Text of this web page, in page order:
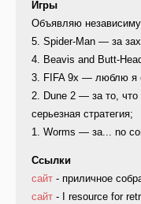
Игры
Объявляю
5. Spider-Man — за
4. Beavis and Butt-
3. FIFA 9x — люблю я
2. Dune 2 — за то, что
серьезная стратегия;
1. Worms — за... no
Ссылки
сайт - приличное
сайт - I resource for